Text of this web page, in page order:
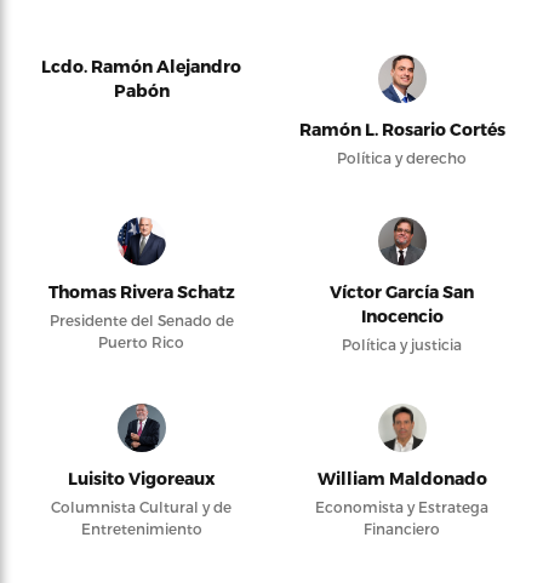
Lcdo. Ramón Alejandro
Pabón
Ramón L. Rosario Cortés
Política y derecho
Thomas Rivera Schatz
Presidente del Senado de
Puerto Rico
Víctor García San
Inocencio
Política y justicia
Luisito Vigoreaux
Columnista Cultural y de
Entretenimiento
William Maldonado
Economista y Estratega
Financiero